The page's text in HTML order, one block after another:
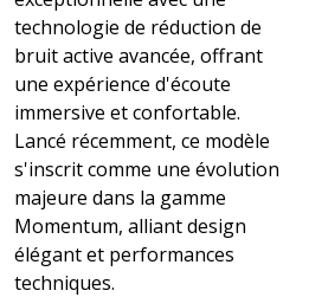
technologie de réduction de
bruit active avancée, offrant
une expérience d'écoute
immersive et confortable.
Lancé récemment, ce modèle
s'inscrit comme une évolution
majeure dans la gamme
Momentum, alliant design
élégant et performances
techniques.